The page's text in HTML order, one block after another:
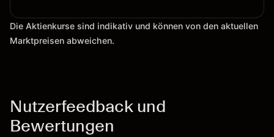
Die Aktienkurse sind indikativ und können von den aktuellen
Marktpreisen abweichen.
Nutzerfeedback und
Bewertungen